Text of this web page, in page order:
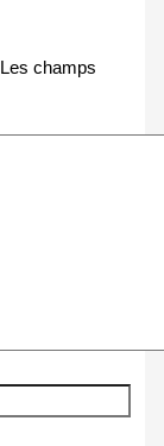
Les champs